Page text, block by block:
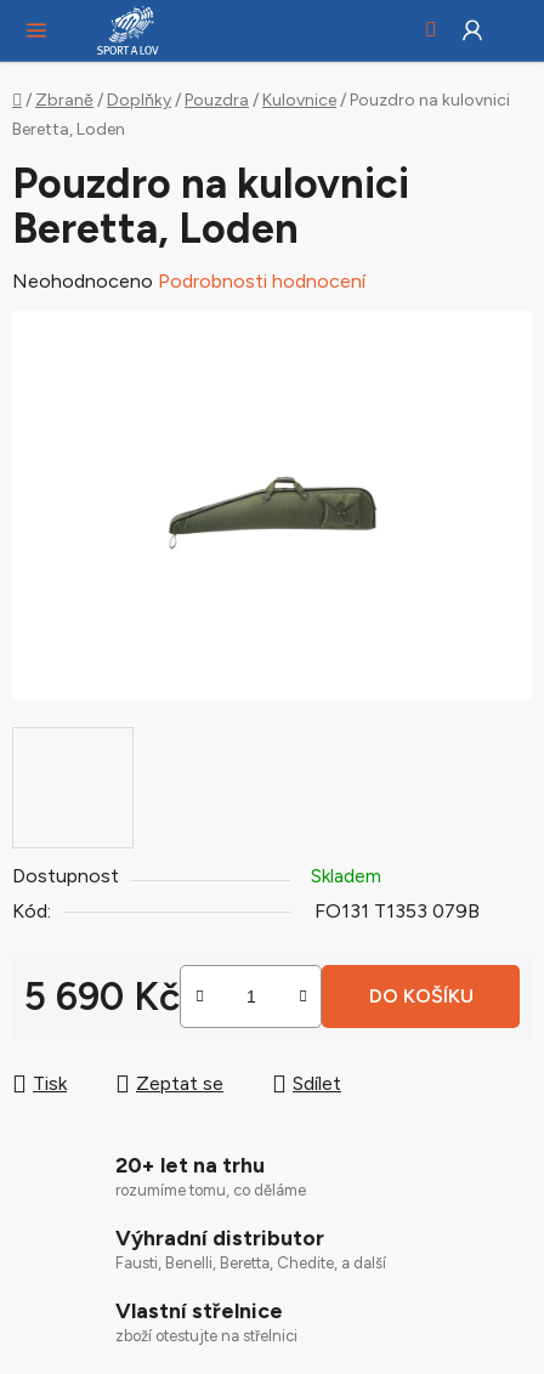
obsah
Domů
/ Zbraně / Doplňky/ Pouzdra / Kulovnice/ Pouzdro na kulovnici
Beretta, Loden
Dostupnost
Skladem
Kód:
FO131 T1353 079B
5 690 Kč DO KOŠÍKU
Tisk Zeptat se Sdílet
Pouzdro na kulovnici
Beretta, Loden
Průměrné
Neohodnoceno Podrobnosti hodnocení
20+ let na trhu
rozumíme tomu, co děláme
Výhradní distributor
Fausti, Benelli, Beretta, Chedite, a další
Vlastní střelnice
zboží otestujte na střelnici